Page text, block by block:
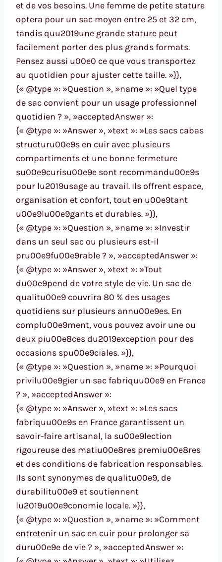
et de vos besoins. Une femme de petite stature
optera pour un sac moyen entre 25 et 32 cm,
tandis quu2019une grande stature peut
facilement porter des plus grands formats.
Pensez aussi u00e0 ce que vous transportez
au quotidien pour ajuster cette taille. »}},
{« @type »: »Question », »name »: »Quel type
de sac convient pour un usage professionnel
quotidien ? », »acceptedAnswer »:
{« @type »: »Answer », »text »: »Les sacs cabas
structuru00e9s en cuir avec plusieurs
compartiments et une bonne fermeture
su00e9curisu00e9e sont recommandu00e9s
pour lu2019usage au travail. Ils offrent espace,
organisation et confort, tout en u00e9tant
u00e9lu00e9gants et durables. »}},
{« @type »: »Question », »name »: »Investir
dans un seul sac ou plusieurs est-il
pru00e9fu00e9rable ? », »acceptedAnswer »:
{« @type »: »Answer », »text »: »Tout
du00e9pend de votre style de vie. Un sac de
qualitu00e9 couvrira 80 % des usages
quotidiens sur plusieurs annu00e9es. En
complu00e9ment, vous pouvez avoir une ou
deux piu00e8ces du2019exception pour des
occasions spu00e9ciales. »}},
{« @type »: »Question », »name »: »Pourquoi
privilu00e9gier un sac fabriquu00e9 en France
? », »acceptedAnswer »:
{« @type »: »Answer », »text »: »Les sacs
fabriquu00e9s en France garantissent un
savoir-faire artisanal, la su00e9lection
rigoureuse des matiu00e8res premiu00e8res
et des conditions de fabrication responsables.
Ils sont synonymes de qualitu00e9, de
durabilitu00e9 et soutiennent
lu2019u00e9conomie locale. »}},
{« @type »: »Question », »name »: »Comment
entretenir un sac en cuir pour prolonger sa
duru00e9e de vie ? », »acceptedAnswer »: